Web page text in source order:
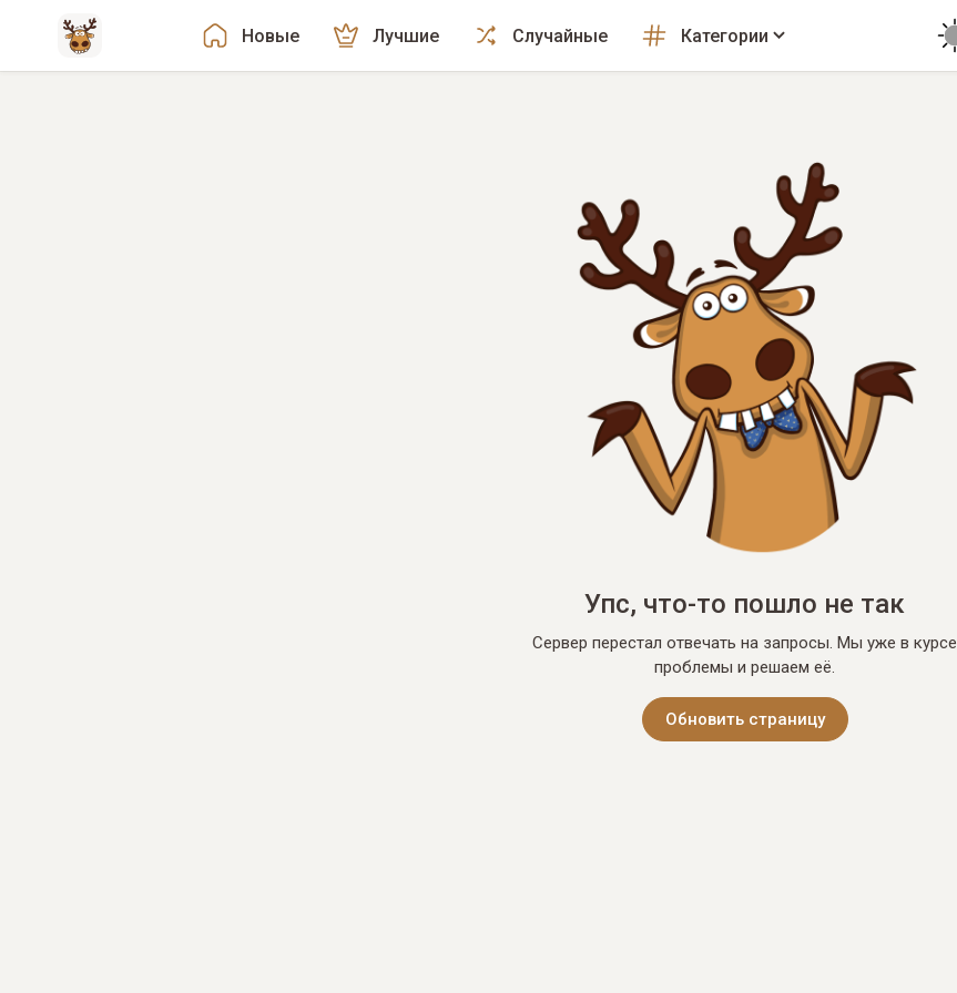
Новые Лучшие Случайные Категории
Упс, что-то пошло не так
Сервер перестал отвечать на запросы. Мы уже в курсе
проблемы и решаем её.
Обновить страницу